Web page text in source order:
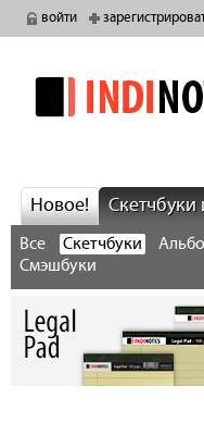
войти
Новое!
Все Скетчбуки
Смэшбуки